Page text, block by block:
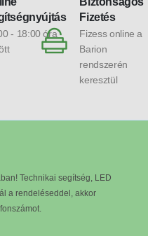
- 18:00 óra
Fizetés
Fizess online a
Barion
rendszerén
keresztül
Technikai segítség, LED
a rendeléseddel, akkor